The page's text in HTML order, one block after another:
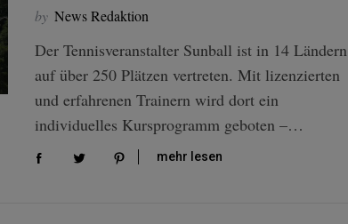
by News Redaktion
Der Tennisveranstalter Sunball ist in 14 Ländern
auf über 250 Plätzen vertreten. Mit lizenzierten
und erfahrenen Trainern wird dort ein
individuelles Kursprogramm geboten –…
mehr lesen